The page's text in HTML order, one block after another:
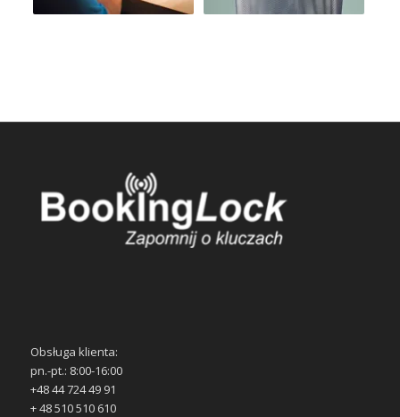
Obsługa klienta:
pn.-pt.: 8:00-16:00
+48 44 724 49 91
+ 48 510 510 610